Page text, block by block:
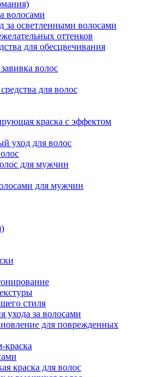
волосами
за осветленными волосами
оттенков
для обесцвечивания
волос
для волос
краска с эффектом
уход для волос
для мужчин
для мужчин
стиля
ухода за волосами
для поврежденных
краска
краска для волос